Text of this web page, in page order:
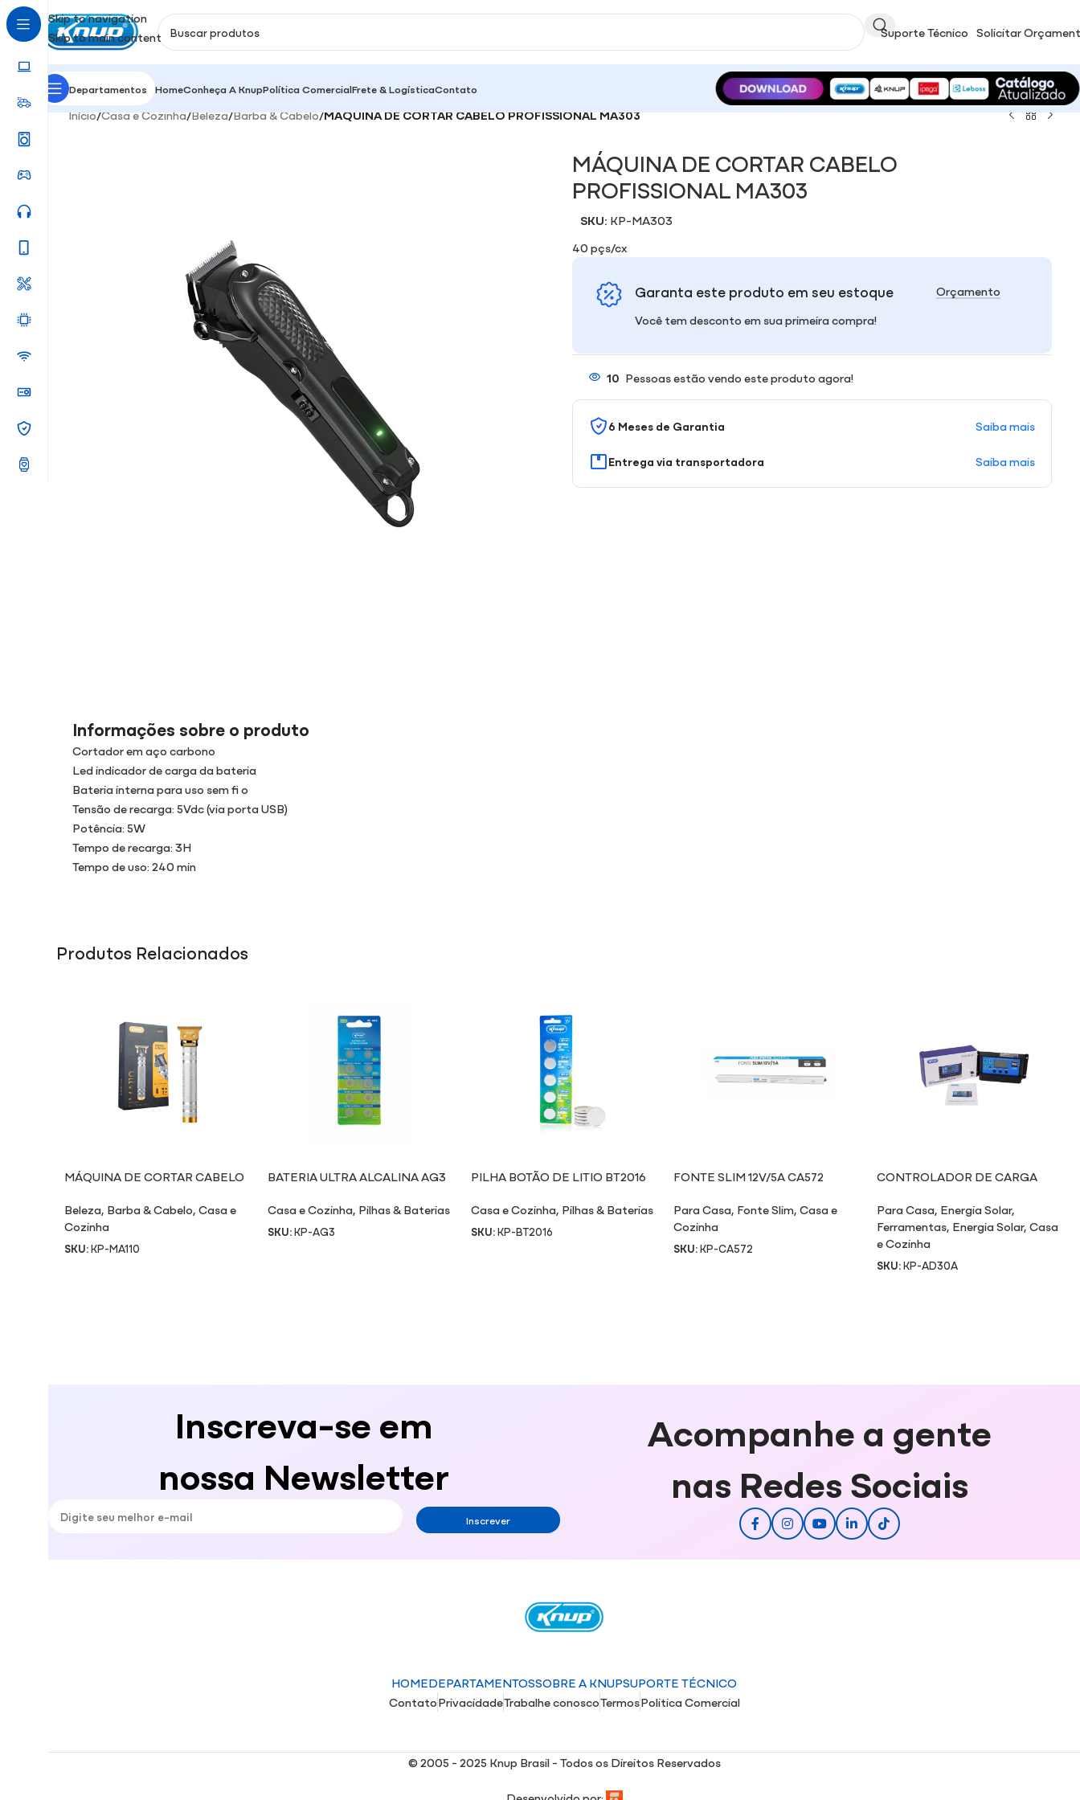
Skip to navigation
Skip to main content
Suporte Técnico Solicitar
Departamentos HomeConheça A KnupPolítica ComercialFrete & LogísticaContato
Início/Casa e Cozinha/Beleza/Barba & Cabelo/MÁQUINA DE CORTAR CABELO PROFISSIONAL MA303
MÁQUINA DE CORTAR CABELO
PROFISSIONAL MA303
SKU: KP-MA303
40 pçs/cx
Garanta este produto em seu estoque
Você tem desconto em sua primeira compra!
Orçamento
10 Pessoas estão vendo este produto agora!
6 Meses de Garantia Saiba mais
Entrega via transportadora Saiba mais
Informações sobre o produto
Cortador em aço carbono
Led indicador de carga da bateria
Bateria interna para uso sem fi o
Tensão de recarga: 5Vdc (via porta USB)
Potência: 5W
Tempo de recarga: 3H
Tempo de uso: 240 min
Produtos Relacionados
MÁQUINA DE CORTAR CABELO
Beleza, Barba & Cabelo,Casa e
Cozinha
SKU:KP-MA110
BATERIA ULTRA ALCALINA AG3
Casa e Cozinha, Pilhas & Baterias
SKU:KP-AG3
PILHA BOTÃO DE LITIO BT2016
Casa e Cozinha, Pilhas & Baterias
SKU:KP-BT2016
FONTE SLIM 12V/5A CA572
Para Casa, Fonte Slim, Casa e
Cozinha
SKU:KP-CA572
CONTROLADOR DE CARGA
Para Casa, Energia Solar,
Ferramentas, Energia Solar,Casa
e Cozinha
SKU:KP-AD30A
Inscreva-se em
nossa Newsletter
Inscrever
Acompanhe a gente
nas Redes Sociais
HOMEDEPARTAMENTOSSOBRE A KNUPSUPORTE TÉCNICO
ContatoPrivacidadeTrabalhe conoscoTermosPolitica Comercial
© 2005 - 2025 Knup Brasil - Todos os Direitos Reservados